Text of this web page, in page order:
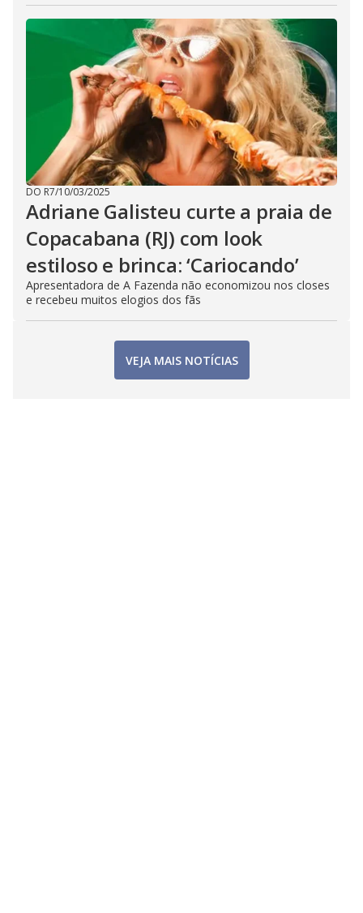
DO R7/10/03/2025
Adriane Galisteu curte a praia de
Copacabana (RJ) com look
estiloso e brinca: ‘Cariocando’
Apresentadora de A Fazenda não economizou nos closes
e recebeu muitos elogios dos fãs
VEJA MAIS NOTÍCIAS